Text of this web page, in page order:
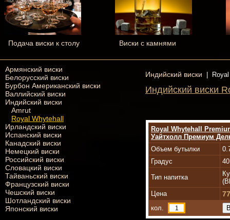
Подача виски к столу Виски с камнями
Армянский виски
Белорусский виски
Бурбон Американский виски
Валлийский виски
Индийский виски
Amrut
Royal Whytehall
Ирландский виски
Испанский виски
Канадский виски
Немецкий виски
Российский виски
Словацкий виски
Тайваньский виски
Французский виски
Чешский виски
Шотландский виски
Японский виски
Индийский виски
Индийский виски
Royal Whytehall
Уайтхолл Премиум
Объем бутылки
Градус
40
Тип напитка
Цена
кол.